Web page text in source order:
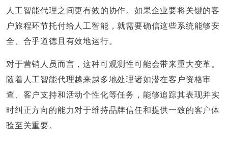
人工智能代理之间更有效的协作。如果企业要将关键的客
户旅程环节托付给人工智能，就需要确信这些系统能够安
全、合乎道德且有效地运行。
对于营销人员而言，这种可观测性可能会带来重大变革。
随着人工智能代理越来越多地处理诸如潜在客户资格审
查、客户支持和活动个性化等任务，能够追踪其表现并实
时纠正方向的能力对于维持品牌信任和提供一致的客户体
验至关重要。